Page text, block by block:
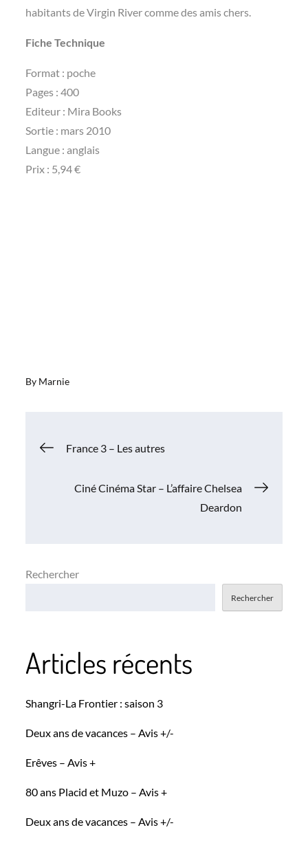
habitants de Virgin River comme des amis chers.
Fiche Technique
Format : poche
Pages : 400
Editeur : Mira Books
Sortie : mars 2010
Langue : anglais
Prix : 5,94 €
By Marnie
Navigation
France 3 – Les autres
Ciné Cinéma Star – L’affaire Chelsea
Deardon
Rechercher
Rechercher
Articles récents
Shangri-La Frontier : saison 3
Deux ans de vacances – Avis +/-
Erêves – Avis +
80 ans Placid et Muzo – Avis +
Deux ans de vacances – Avis +/-